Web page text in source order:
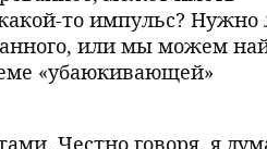
то импульс? Нужно
или мы можем
«убаюкивающей»
Честно говоря, я